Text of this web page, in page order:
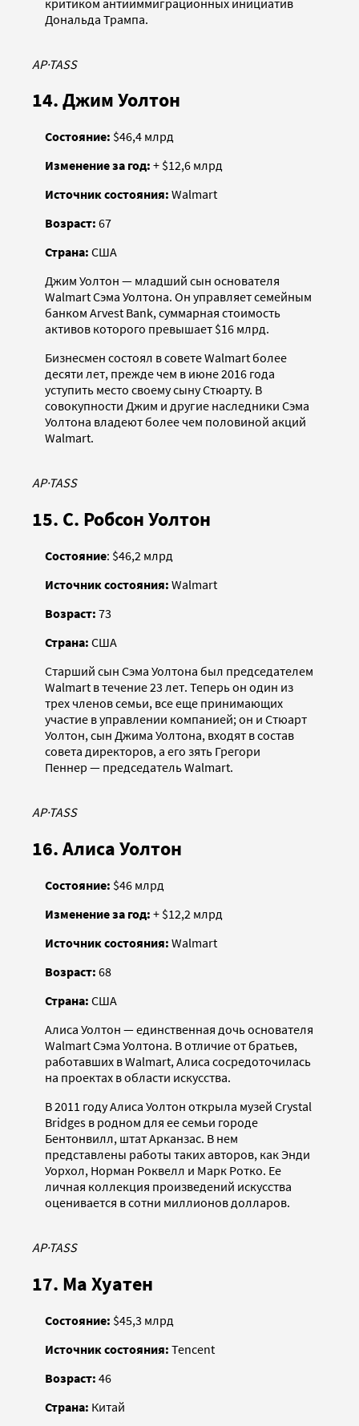
Дональда Трампа.
AP·TASS
14. Джим Уолтон
Состояние: $46,4 млрд
Изменение за год: + $12,6 млрд
Источник состояния: Walmart
Возраст: 67
Страна: США
Джим Уолтон — младший сын основателя
Walmart Сэма Уолтона. Он управляет семейным
банком Arvest Bank, суммарная стоимость
активов которого превышает $16 млрд.
Бизнесмен состоял в совете Walmart более
десяти лет, прежде чем в июне 2016 года
уступить место своему сыну Стюарту. В
совокупности Джим и другие наследники Сэма
Уолтона владеют более чем половиной акций
Walmart.
AP·TASS
15. С. Робсон Уолтон
Состояние: $46,2 млрд
Источник состояния: Walmart
Возраст: 73
Страна: США
Старший сын Сэма Уолтона был председателем
Walmart в течение 23 лет. Теперь он один из
трех членов семьи, все еще принимающих
участие в управлении компанией; он и Стюарт
Уолтон, сын Джима Уолтона, входят в состав
совета директоров, а его зять Грегори
Пеннер — председатель Walmart.
AP·TASS
16. Алиса Уолтон
Состояние: $46 млрд
Изменение за год: + $12,2 млрд
Источник состояния: Walmart
Возраст: 68
Страна: США
Алиса Уолтон — единственная дочь основателя
Walmart Сэма Уолтона. В отличие от братьев,
работавших в Walmart, Алиса сосредоточилась
на проектах в области искусства.
В 2011 году Алиса Уолтон открыла музей Crystal
Bridges в родном для ее семьи городе
Бентонвилл, штат Арканзас. В нем
представлены работы таких авторов, как Энди
Уорхол, Норман Роквелл и Марк Ротко. Ее
личная коллекция произведений искусства
оценивается в сотни миллионов долларов.
AP·TASS
17. Ма Хуатен
Состояние: $45,3 млрд
Источник состояния: Tencent
Возраст: 46
Страна: Китай